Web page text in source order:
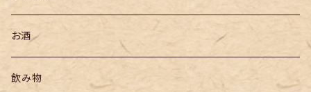
お酒
飲み物